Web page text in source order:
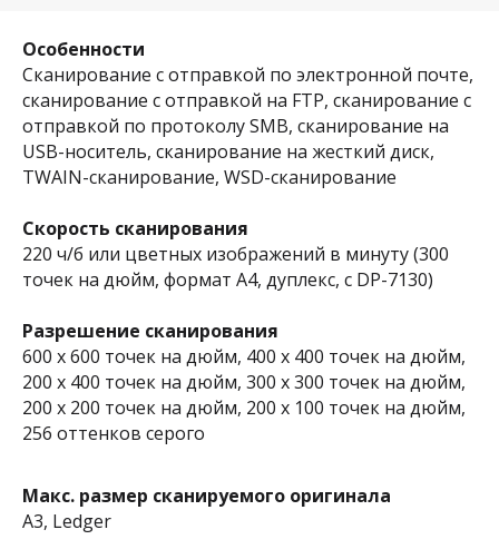
Особенности
Сканирование с отправкой по электронной почте,
сканирование с отправкой на FTP, сканирование с
отправкой по протоколу SMB, сканирование на
USB-носитель, сканирование на жесткий диск,
TWAIN-сканирование, WSD-сканирование
Скорость сканирования
220 ч/б или цветных изображений в минуту (300
точек на дюйм, формат A4, дуплекс, с DP-7130)
Разрешение сканирования
600 х 600 точек на дюйм, 400 х 400 точек на дюйм,
200 х 400 точек на дюйм, 300 х 300 точек на дюйм,
200 x 200 точек на дюйм, 200 x 100 точек на дюйм,
256 оттенков серого
Макс. размер сканируемого оригинала
A3, Ledger